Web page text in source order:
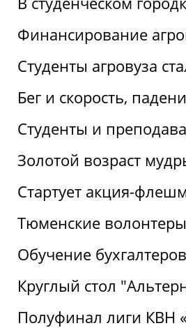
Финансирование
Студенты агровуза
Бег и скорость,
Студенты и
Золотой возраст
Стартует акция-
Тюменские
Обучение
Круглый стол
Полуфинал лиги КВН